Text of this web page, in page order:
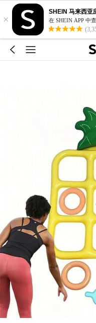
×
SHEIN 马来西亚
在 SHEIN APP 中